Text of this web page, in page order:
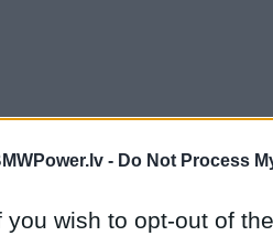
- Do Not Process
you wish to opt-out of